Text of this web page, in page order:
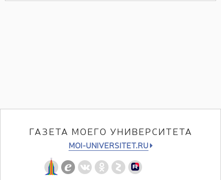
ГАЗЕТА МОЕГО УНИВЕРСИТЕТА
MOI-UNIVERSITET.RU